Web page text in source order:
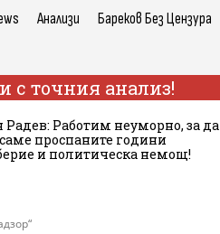
Анализи Бареков Без Цензура
с точния анализ!
Радев: Работим неуморно, за да
проспаните години
и политическа немощ!